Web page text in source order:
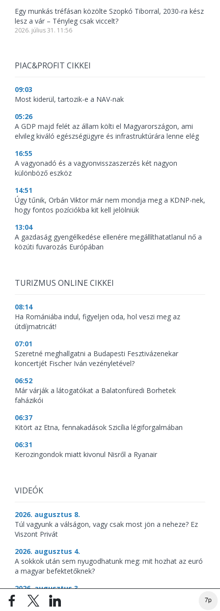
7p
Egy munkás tréfásan közölte Szopkó Tiborral, 2030-ra kész
lesz a vár – Tényleg csak viccelt?
2026. július 31. 11:56
PIAC&PROFIT CIKKEI
09:03
Most kiderül, tartozik-e a NAV-nak
05:26
A GDP majd felét az állam költi el Magyarországon, ami
elvileg kiváló egészségügyre és infrastruktúrára lenne elég
16:55
A vagyonadó és a vagyonvisszaszerzés két nagyon
különböző eszköz
14:51
Úgy tűnik, Orbán Viktor már nem mondja meg a KDNP-nek,
hogy fontos pozíciókba kit kell jelölniük
13:04
A gazdaság gyengélkedése ellenére megállíthatatlanul nő a
közúti fuvarozás Európában
TURIZMUS ONLINE CIKKEI
08:14
Ha Romániába indul, figyeljen oda, hol veszi meg az
útdíjmatricát!
07:01
Szeretné meghallgatni a Budapesti Fesztivázenekar
koncertjét Fischer Iván vezényletével?
06:52
Már várják a látogatókat a Balatonfüredi Borhetek
faházikói
06:37
Kitört az Etna, fennakadások Szicília légiforgalmában
06:31
Kerozingondok miatt kivonul Nisről a Ryanair
VIDEÓK
2026. augusztus 8.
Túl vagyunk a válságon, vagy csak most jön a neheze? Ez
Viszont Privát
2026. augusztus 4.
A sokkok után sem nyugodhatunk meg: mit hozhat az euró
a magyar befektetőknek?
2026. augusztus 3.
Leapadt a Duna – kipakoltak a járókelők